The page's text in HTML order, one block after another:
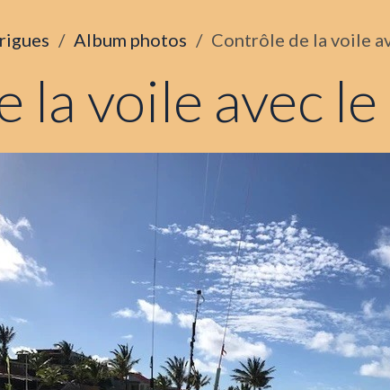
Album photos Contrôle de la voile
la voile avec